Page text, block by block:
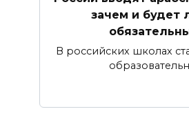
зачем и будет
В российских школах